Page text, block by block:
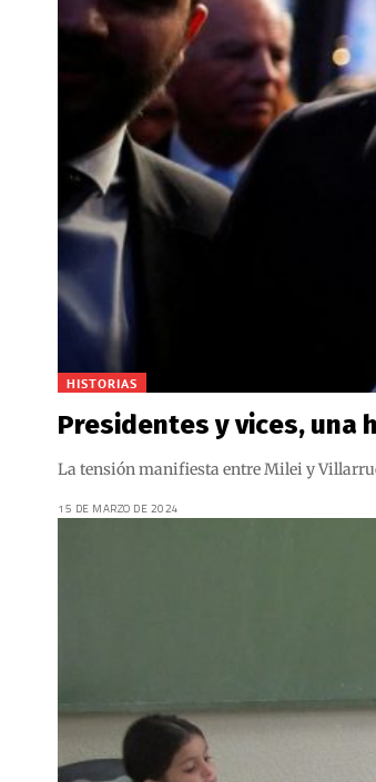
HISTORIAS
Presidentes y vices, una
La tensión manifiesta entre Milei y
15 DE MARZO DE 2024